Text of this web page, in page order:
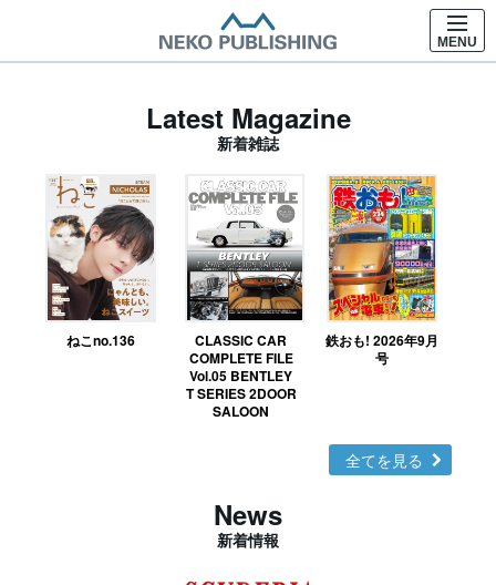
MENU
Latest Magazine
新着雑誌
ねこno.136
CLASSIC CAR
COMPLETE FILE
Vol.05 BENTLEY
T SERIES 2DOOR
SALOON
鉄おも! 2026年9月
号
全てを見る
News
新着情報